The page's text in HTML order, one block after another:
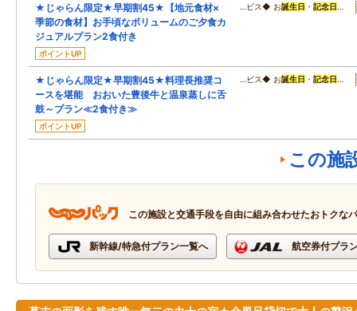
★じゃらん限定★早期割45★【地元食材×
季節の食材】お手頃なボリュームのご夕食カ
ジュアルプラン2食付き
ポイントUP
…ビス◆ お誕生日 ・ 記念日 …
★じゃらん限定★早期割45★料理長推奨コ
ースを堪能 おおいた豊後牛と温泉蒸しに舌
鼓～プラン≪2食付き≫
ポイントUP
…ビス◆ お誕生日 ・ 記念日 …
この施
この施設と交通手段を自由に組み合わせたおトクな
新幹線/特急付プラン一覧へ 航空券付プラ